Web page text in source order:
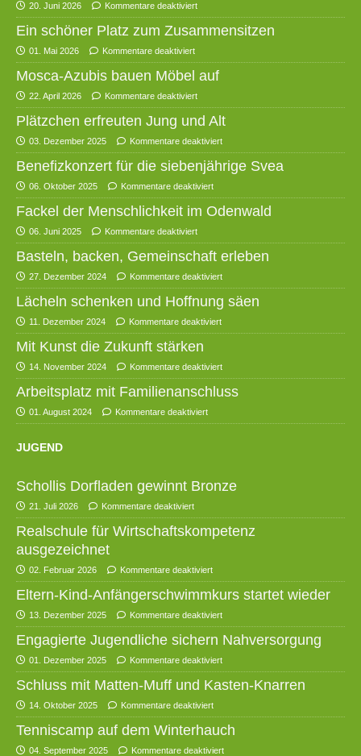
20. Juni 2026 Kommentare deaktiviert
Ein schöner Platz zum Zusammensitzen
01. Mai 2026 Kommentare deaktiviert
Mosca-Azubis bauen Möbel auf
22. April 2026 Kommentare deaktiviert
Plätzchen erfreuten Jung und Alt
03. Dezember 2025 Kommentare deaktiviert
Benefizkonzert für die siebenjährige Svea
06. Oktober 2025 Kommentare deaktiviert
Fackel der Menschlichkeit im Odenwald
06. Juni 2025 Kommentare deaktiviert
Basteln, backen, Gemeinschaft erleben
27. Dezember 2024 Kommentare deaktiviert
Lächeln schenken und Hoffnung säen
11. Dezember 2024 Kommentare deaktiviert
Mit Kunst die Zukunft stärken
14. November 2024 Kommentare deaktiviert
Arbeitsplatz mit Familienanschluss
01. August 2024 Kommentare deaktiviert
JUGEND
Schollis Dorfladen gewinnt Bronze
21. Juli 2026 Kommentare deaktiviert
Realschule für Wirtschaftskompetenz
ausgezeichnet
02. Februar 2026 Kommentare deaktiviert
Eltern-Kind-Anfängerschwimmkurs startet wieder
13. Dezember 2025 Kommentare deaktiviert
Engagierte Jugendliche sichern Nahversorgung
01. Dezember 2025 Kommentare deaktiviert
Schluss mit Matten-Muff und Kasten-Knarren
14. Oktober 2025 Kommentare deaktiviert
Tenniscamp auf dem Winterhauch
04. September 2025 Kommentare deaktiviert